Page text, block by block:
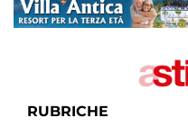
RUBRICHE